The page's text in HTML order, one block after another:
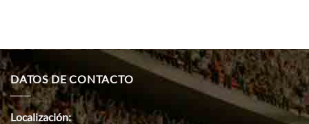
DATOS DE CONTACTO
Localización: